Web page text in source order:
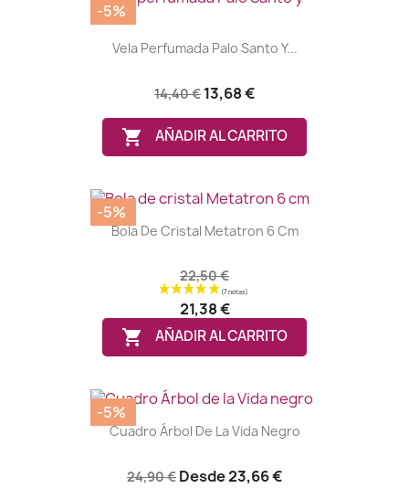
Vela Perfumada Palo Santo Y...
14,40 € 13,68 €
 AÑADIR AL CARRITO
-5%
Bola De Cristal Metatron 6 Cm
22,50 €
21,38 €
 AÑADIR AL CARRITO
-5%
Cuadro Árbol De La Vida Negro
24,90 € Desde23,66 €
-5%